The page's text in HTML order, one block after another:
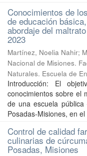
Conocimientos de
de educación
abordaje del
2023
Martínez, Noelia Nahir;
Nacional de Misiones.
Naturales. Escuela de
Introducción: El
conocimientos sobre el
de una escuela
Posadas-Misiones, en
Control de calidad
culinarias de
Posadas, Misiones